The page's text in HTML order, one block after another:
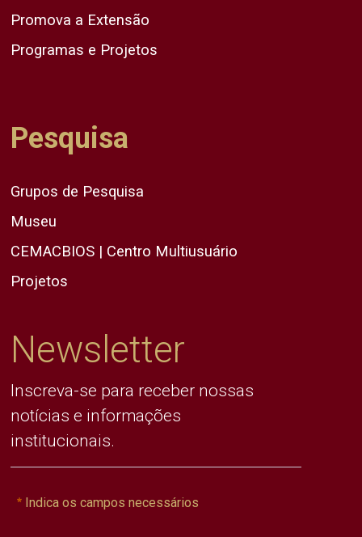
Promova a Extensão
Programas e Projetos
Pesquisa
Grupos de Pesquisa
Museu
CEMACBIOS | Centro Multiusuário
Projetos
Newsletter
Inscreva-se para receber nossas
notícias e informações
institucionais.
Indica os campos necessários